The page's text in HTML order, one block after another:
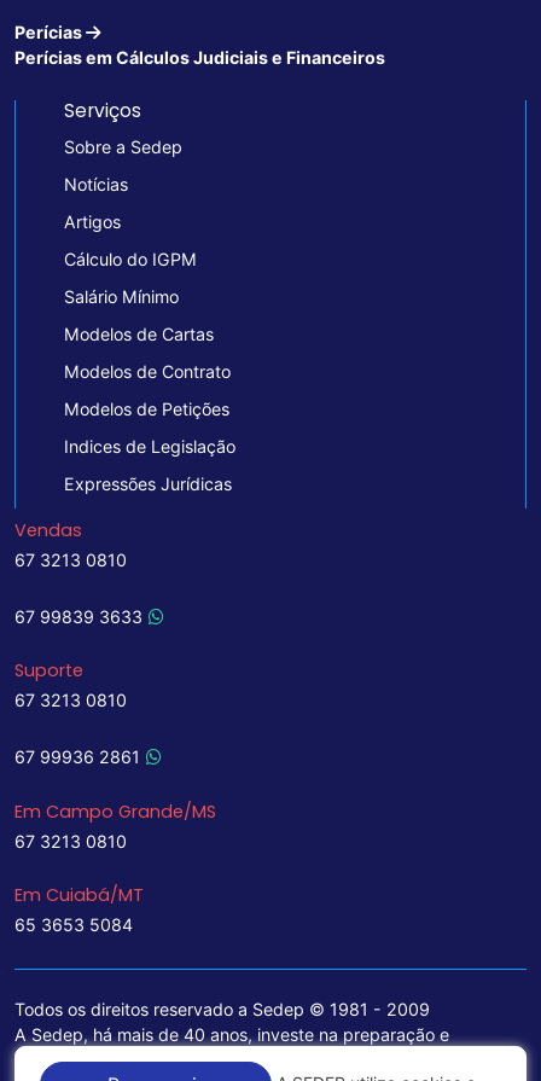
Perícias
Perícias em Cálculos Judiciais e Financeiros
Serviços
Sobre a Sedep
Notícias
Artigos
Cálculo do IGPM
Salário Mínimo
Modelos de Cartas
Modelos de Contrato
Modelos de Petições
Indices de Legislação
Expressões Jurídicas
Vendas
67 3213 0810
67 99839 3633
Suporte
67 3213 0810
67 99936 2861
Em Campo Grande/MS
67 3213 0810
Em Cuiabá/MT
65 3653 5084
Todos os direitos reservado a Sedep © 1981 - 2009
A Sedep, há mais de 40 anos, investe na preparação e
treinamento de funcionários e na aquisição de tecnologia de